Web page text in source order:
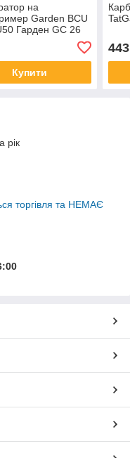
на
Garden BCU
Гарден GC 26
Купити
443
рік
торгівля та НЕМАЄ